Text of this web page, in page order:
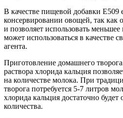
В качестве пищевой добавки Е509
консервировании овощей, так как
и позволяет использовать
может использоваться в качестве
агента.
Приготовление домашнего
раствора хлорида кальция
на количестве молока. При
творога потребуется 5-7 литров
хлорида кальция достаточно
количества.